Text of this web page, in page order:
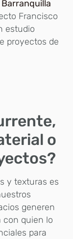
Barranquilla
Francisco
estudio
proyectos de
o
y texturas es
generen
con quien lo
para